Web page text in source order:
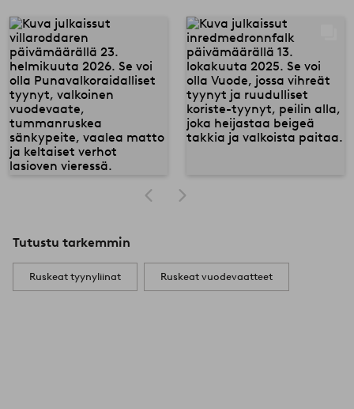
Tutustu tarkemmin
Ruskeat tyynyliinat Ruskeat vuodevaatteet